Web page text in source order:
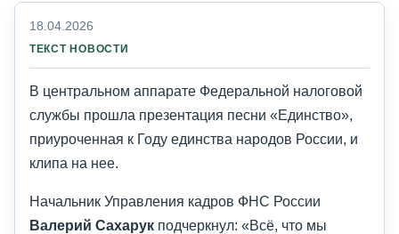
18.04.2026
ТЕКСТ НОВОСТИ
В центральном аппарате Федеральной налоговой
службы прошла презентация песни «Единство»,
приуроченная к Году единства народов России, и
клипа на нее.
Начальник Управления кадров ФНС России
Валерий Сахарук подчеркнул: «Всё, что мы